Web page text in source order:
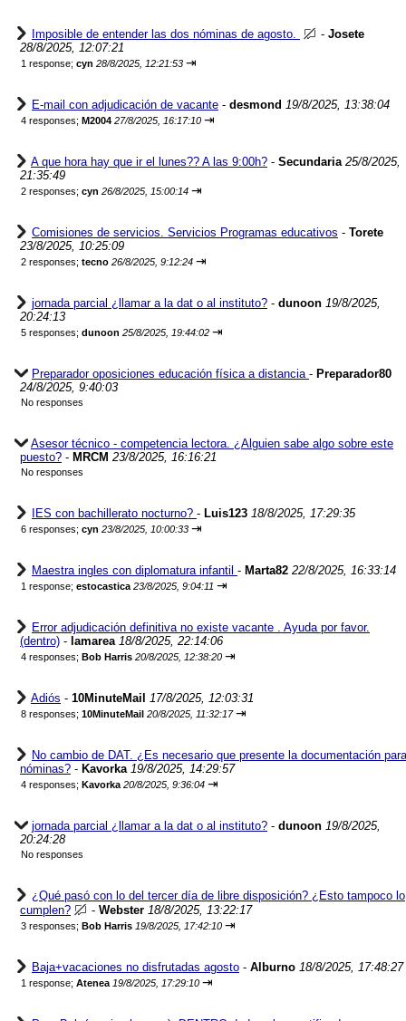
Imposible de entender las dos nóminas de agosto. - Josete
28/8/2025, 12:07:21
1 response; cyn 28/8/2025, 12:21:53 ⇥
E-mail con adjudicación de vacante - desmond 19/8/2025, 13:38:04
4 responses; M2004 27/8/2025, 16:17:10 ⇥
A que hora hay que ir el lunes?? A las 9:00h? - Secundaria 25/8/2025,
21:35:49
2 responses; cyn 26/8/2025, 15:00:14 ⇥
Comisiones de servicios. Servicios Programas educativos - Torete
23/8/2025, 10:25:09
2 responses; tecno 26/8/2025, 9:12:24 ⇥
jornada parcial ¿llamar a la dat o al instituto? - dunoon 19/8/2025,
20:24:13
5 responses; dunoon 25/8/2025, 19:44:02 ⇥
Preparador oposiciones educación física a distancia - Preparador80
24/8/2025, 9:40:03
No responses
Asesor técnico - competencia lectora. ¿Alguien sabe algo sobre este
puesto? - MRCM 23/8/2025, 16:16:21
No responses
IES con bachillerato nocturno? - Luis123 18/8/2025, 17:29:35
6 responses; cyn 23/8/2025, 10:00:33 ⇥
Maestra ingles con diplomatura infantil - Marta82 22/8/2025, 16:33:14
1 response; estocastica 23/8/2025, 9:04:11 ⇥
Error adjudicación definitiva no existe vacante . Ayuda por favor.
(dentro) - lamarea 18/8/2025, 22:14:06
4 responses; Bob Harris 20/8/2025, 12:38:20 ⇥
Adiós - 10MinuteMail 17/8/2025, 12:03:31
8 responses; 10MinuteMail 20/8/2025, 11:32:17 ⇥
No cambio de DAT. ¿Es necesario que presente la documentación para
nóminas? - Kavorka 19/8/2025, 14:29:57
4 responses; Kavorka 20/8/2025, 9:36:04 ⇥
jornada parcial ¿llamar a la dat o al instituto? - dunoon 19/8/2025,
20:24:28
No responses
¿Qué pasó con lo del tercer día de libre disposición? ¿Esto tampoco lo
cumplen?
- Webster 18/8/2025, 13:22:17
3 responses; Bob Harris 19/8/2025, 17:42:10 ⇥
Baja+vacaciones no disfrutadas agosto - Alburno 18/8/2025, 17:48:27
1 response; Atenea 19/8/2025, 17:29:10 ⇥